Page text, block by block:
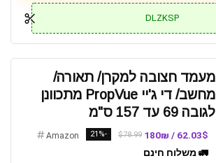
DLZKSP
מעמד חצובה למקרן/ תאורה/
מחשב/ די ג'יי PropVue מתכוונן
לגובה 69 עד 157 ס"מ
62.03$ / 180₪
$78.99
-21%
Amazon
🚛 משלוח חינם